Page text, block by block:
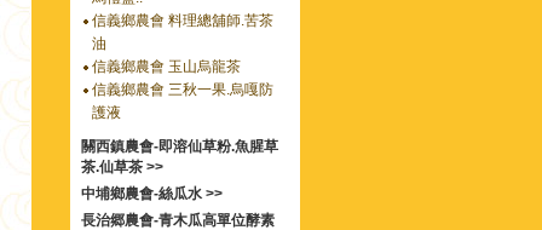
信義鄉農會 料理總舖師.苦茶
油
信義鄉農會 玉山烏龍茶
信義鄉農會 三秋一果.烏嘎防
護液
關西鎮農會-即溶仙草粉.魚腥草
茶.仙草茶 >>
中埔鄉農會-絲瓜水 >>
長治郷農會-青木瓜高單位酵素